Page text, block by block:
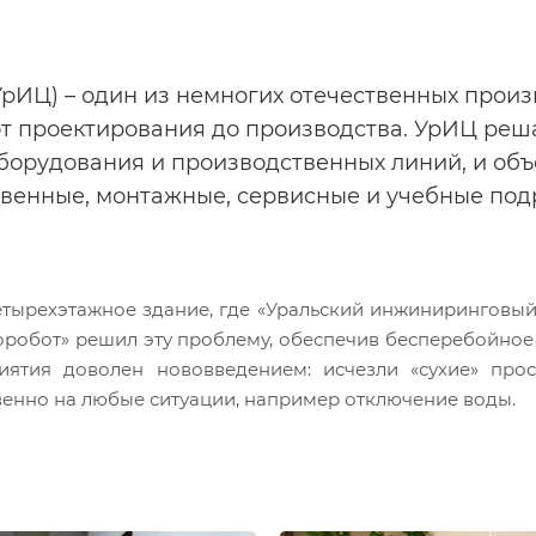
– один из немногих отечественных
проектирования до производства. УрИЦ
и производственных линий, и
монтажные, сервисные и учебные
здание, где «Уральский
решил эту проблему, обеспечив
доволен нововведением: исчезли «сухие»
на любые ситуации, например отключение воды.